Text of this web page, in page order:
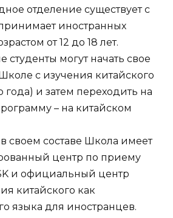
отделение существует с
иностранных
от 12 до 18 лет.
студенты могут начать свое
с изучения китайского
года) и затем переходить на
– на китайском
своем составе Школа имеет
центр по приему
и официальный центр
китайского как
языка для иностранцев.